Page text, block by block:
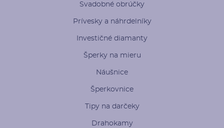
Svadobné obrúčky
Prívesky a náhrdelníky
Investičné diamanty
Šperky na mieru
Náušnice
Šperkovnice
Tipy na darčeky
Drahokamy